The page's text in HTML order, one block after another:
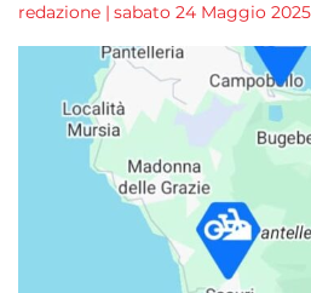
redazione | sabato 24 Maggio 2025